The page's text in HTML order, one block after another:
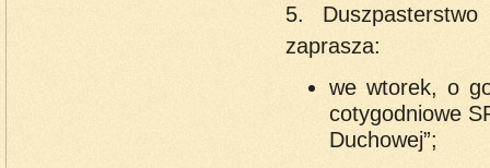
5.
zaprasza:
we wtorek, o
cotygodniowe
Duchowej”;